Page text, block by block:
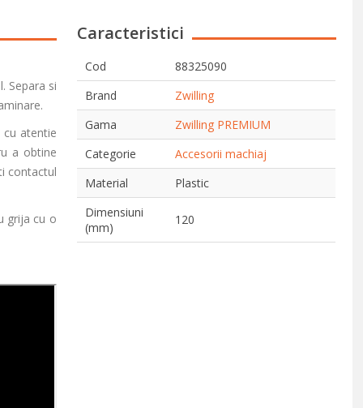
Separa si
cu atentie
a obtine
contactul
grija cu o
Caracteristici
Cod
88325090
Brand
Zwilling
Gama
Zwilling PREMIUM
Categorie
Accesorii machiaj
Material
Plastic
Dimensiuni
(mm)
120